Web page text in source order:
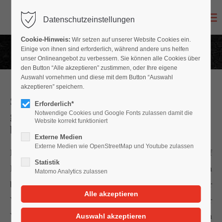
Login
Benutzername
Passwort
Anmelden
Lost your password?
Soll ich den Kfz-Sachverständigen der
gegnerischen Versicherung den Schaden
begutachten lassen?
Der Geschädigte ist gut beraten, wenn er immer auf
Einschaltung eines unabhängigen Sachverständigen
besteht. Der Sachverständige der
Versicherungsgesellschaft arbeitet schließlich bei der
Versicherung, die den Schaden letztlich zu bezahlen
Datenschutzeinstellungen
Cookie-Hinweis: Wir setzen auf unserer Website Cookies ein.
Einige von ihnen sind erforderlich, während andere uns helfen
unser Onlineangebot zu verbessern. Sie können alle Cookies über
den Button “Alle akzeptieren” zustimmen, oder Ihre eigene
Auswahl vornehmen und diese mit dem Button “Auswahl
akzeptieren” speichern.
Erforderlich*
Notwendige Cookies und Google Fonts zulassen damit die
Website korrekt funktioniert
Externe Medien
Externe Medien wie OpenStreetMap und Youtube zulassen
Statistik
Matomo Analytics zulassen